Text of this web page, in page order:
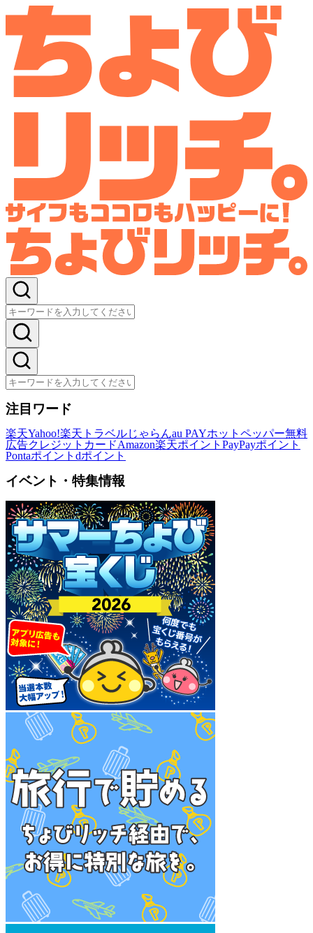
注目ワード
楽天Yahoo!楽天トラベルじゃらんau PAYホットペッパー無料
広告クレジットカードAmazon楽天ポイント PayPayポイント
Pontaポイント dポイント
イベント・特集情報